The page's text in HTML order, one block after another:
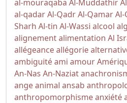
al-mouraqaba Al-Muddathir
al-qadarAl-QadrAl-Qamar
Sharh Al-tin Al-Wassi alcool
alignementalimentation Al
allégeanceallégorie
ambiguitéami amour
An-Nas An-Naziat
angeanimal ansab
anthropomorphismeanxiété